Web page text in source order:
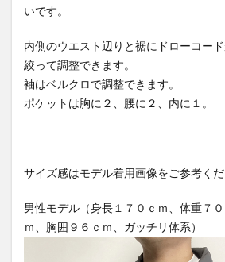
いです。
内側のウエスト辺りと裾にドローコード
絞って調整できます。
袖はベルクロで調整できます。
ポケットは胸に２、腰に２、内に１。
サイズ感はモデル着用画像をご参考くだ
男性モデル（身長１７０ｃｍ、体重７
ｍ、胸囲９６ｃｍ、ガッチリ体系）